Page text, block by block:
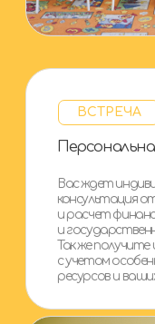
Послепервого
урока вас ждет
Шаблон
Шаблон
педагога
После
урока вас ждет
Чек-лист